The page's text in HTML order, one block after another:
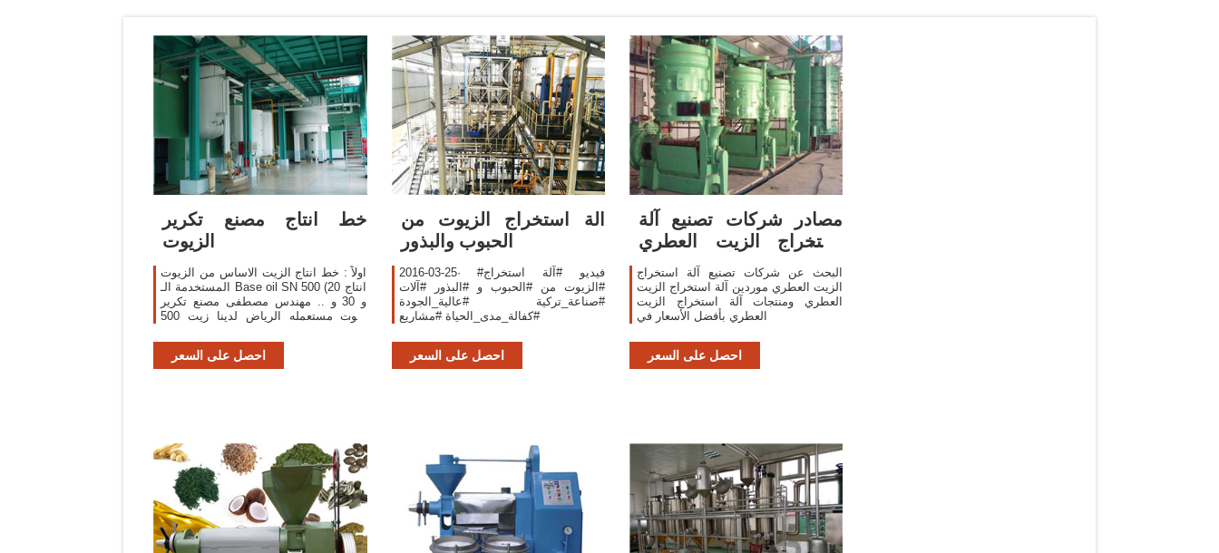
خط انتاج مصنع تكرير
الزيوت
اولاً : خط انتاج الزيت الاساس من الزيوت
المستخدمة الـ Base oil SN 500 (انتاج 20
و 30 و .. مهندس مصطفى مصنع تكرير
زيوت مستعمله الرياض لدينا زيت 500
احصل على السعر
‫الة استخراج الزيوت من
الحبوب والبذور
2016-03-25· #فيديو #آلة استخراج
#الزيوت من #الحبوب و #البذور #آلات
#صناعة_تركية #عالية_الجودة
#كفالة_مدى_الحياة #مشاريع
احصل على السعر
مصادر شركات تصنيع آلة
استخراج الزيت العطري
وآلة استخراج
البحث عن شركات تصنيع آلة استخراج
الزيت العطري موردين آلة استخراج الزيت
العطري ومنتجات آلة استخراج الزيت
العطري بأفضل الأسعار في
احصل على السعر